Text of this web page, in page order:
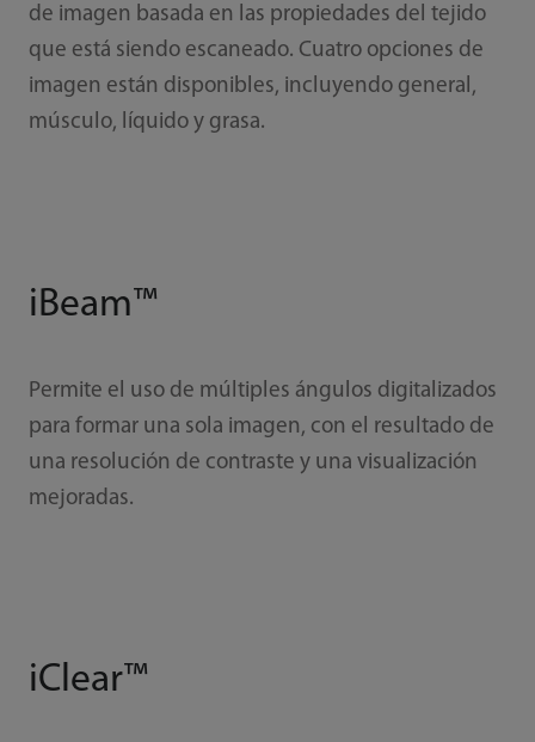
de imagen basada en las propiedades del tejido
que está siendo escaneado. Cuatro opciones de
imagen están disponibles, incluyendo general,
músculo, líquido y grasa.
iBeam™
Permite el uso de múltiples ángulos digitalizados
para formar una sola imagen, con el resultado de
una resolución de contraste y una visualización
mejoradas.
iClear™